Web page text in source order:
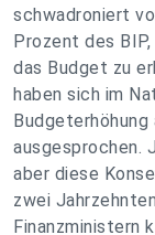
schwadroniert
Prozent des
das Budget zu
haben sich im
ausgesprochen.
aber diese
zwei
Finanzministern